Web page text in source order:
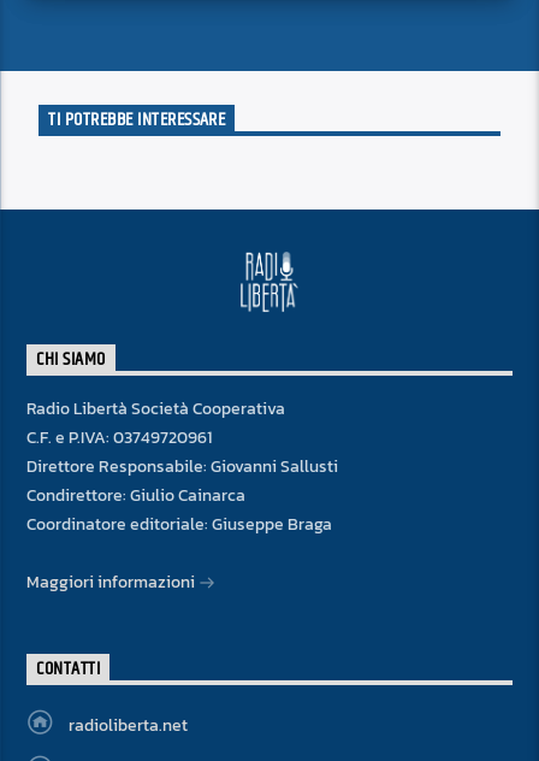
TI POTREBBE INTERESSARE
CHI SIAMO
Radio Libertà Società Cooperativa
C.F. e P.IVA: 03749720961
Direttore Responsabile: Giovanni Sallusti
Condirettore: Giulio Cainarca
Coordinatore editoriale: Giuseppe Braga
Maggiori informazioni
CONTATTI
radioliberta.net